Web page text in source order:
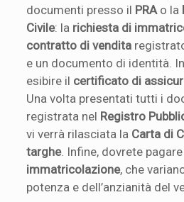
documenti presso il PRA o la
Civile: la richiesta di
contratto di vendita
e un documento di identità.
esibire il certificato di
Una volta presentati tutti i
registrata nel Registro
vi verrà rilasciata la Carta di
targhe. Infine, dovrete
immatricolazione, che
potenza e dell’anzianità del